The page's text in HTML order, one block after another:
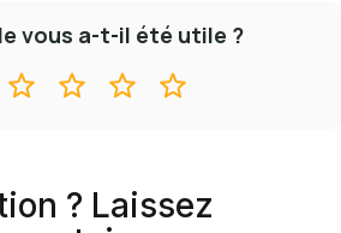
vous a-t-il été utile ?
? Laissez